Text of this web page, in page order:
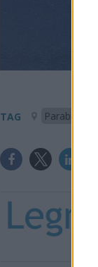
TAG
Parabiago